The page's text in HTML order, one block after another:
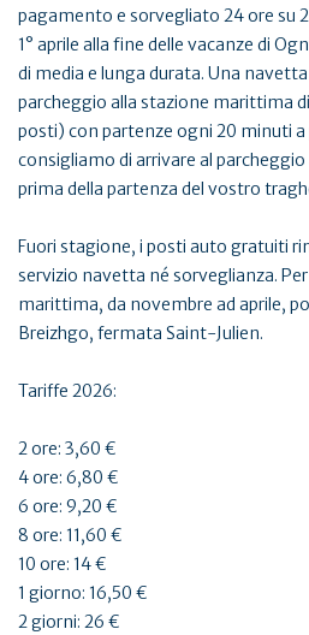
pagamento e sorvegliato 24 ore su
1° aprile alla fine delle vacanze di
di media e lunga durata. Una
parcheggio alla stazione marittima
posti) con partenze ogni 20 minuti a
consigliamo di arrivare al
prima della partenza del vostro
Fuori stagione, i posti auto gratuiti
servizio navetta né sorveglianza.
marittima, da novembre ad aprile,
Breizhgo, fermata Saint-Julien.
Tariffe 2026:
2 ore: 3,60 €
4 ore: 6,80 €
6 ore: 9,20 €
8 ore: 11,60 €
10 ore: 14 €
1 giorno: 16,50 €
2 giorni: 26 €